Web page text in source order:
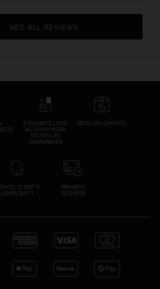
CLICK TO GO TO ALL REVIEWS
2 ÉCHANTILLONS
AU CHOIX POUR
TOUTES LES
COMMANDES
RETOURS OFFERTS
CLIENT 5
JOURS SUR 7
PAIEMENT
SÉCURISÉ